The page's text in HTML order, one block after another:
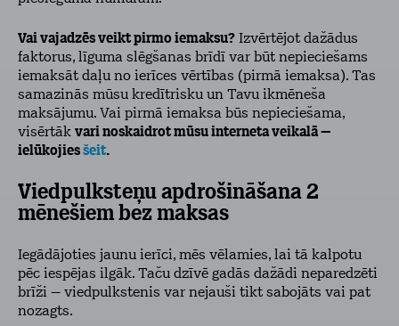
Vai vajadzēs veikt pirmo iemaksu? Izvērtējot dažādus
faktorus, līguma slēgšanas brīdī var būt nepieciešams
iemaksāt daļu no ierīces vērtības (pirmā iemaksa). Tas
samazinās mūsu kredītrisku un Tavu ikmēneša
maksājumu. Vai pirmā iemaksa būs nepieciešama,
visērtāk vari noskaidrot mūsu interneta veikalā –
ielūkojiesšeit.
Viedpulksteņu apdrošināšana 2
mēnešiem bez maksas
Iegādājoties jaunu ierīci, mēs vēlamies, lai tā kalpotu
pēc iespējas ilgāk. Taču dzīvē gadās dažādi neparedzēti
brīži – viedpulkstenis var nejauši tikt sabojāts vai pat
nozagts.